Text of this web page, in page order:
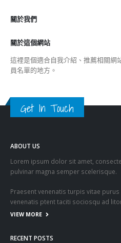
關於我們
關於這個網站
這裡是個適合自我介紹、推薦相關網
員名單的地方。
Get In Touch
ABOUT US
Lorem ipsum dolor sit amet,
pulvinar magna semper scelerisque.
Praesent venenatis turpis vitae
venenatis ptent taciti sociosqu ad
VIEW MORE
RECENT POSTS